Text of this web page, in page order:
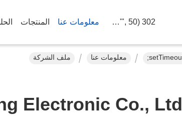
302 SetTimeout("javascript:location.href='https://www.google.com'", 50); معلومات عنا المنتجات
معلومات عنا ملف الشركة
Electronic Co., Ltd.